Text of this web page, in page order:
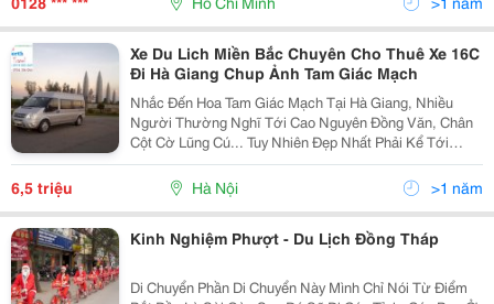
Xe Du Lich Miền Bắc Chuyên Cho Thuê Xe 16C
Đi Hà Giang Chup Ảnh Tam Giác Mạch
Nhắc Đến Hoa Tam Giác Mạch Tại Hà Giang, Nhiều
Người Thường Nghĩ Tới Cao Nguyên Đồng Văn, Chân
Cột Cờ Lũng Cú... Tuy Nhiên Đẹp Nhất Phải Kể Tới
Huyện Xí Mần. Huyện Xí Mần Nằm Ở Phía Tây Bắc Của
Hà Giang. Phía Bắc Giáp Trung Quốc, Phía Tây Giáp
6,5 triệu Hà Nội >1 năm
Kinh Nghiệm Phượt - Du Lịch Đồng Tháp
Di Chuyển Phần Di Chuyển Này Mình Chỉ Nói Từ Điểm